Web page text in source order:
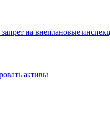
на внеплановые
активы